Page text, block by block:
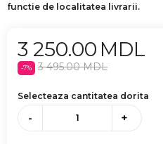
functie de localitatea livrarii.
3 250.00 MDL
-7% 3 495.00 MDL
Selecteaza cantitatea dorita
- +